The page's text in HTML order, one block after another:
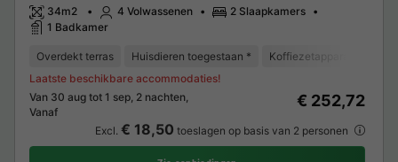
34m2 4 Volwassenen
2 Slaapkamers
1 Badkamer
Overdekt terras Huisdieren toegestaan * Koffiezetapparaat
Van 30 aug tot 1 sep, 2 nachten,
Vanaf
Laatste beschikbare accommodaties!
€ 252,72
Excl. € 18,50 toeslagen op basis van 2 personen